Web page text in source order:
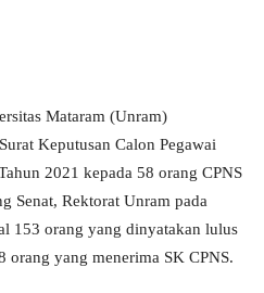
Mataram (Unram)
Keputusan Calon Pegawai
2021 kepada 58 orang CPNS
Senat, Rektorat Unram pada
153 orang yang dinyatakan lulus
orang yang menerima SK CPNS.